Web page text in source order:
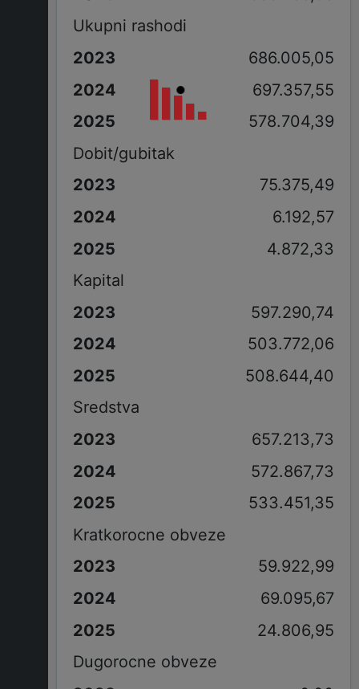
Ukupni rashodi
686.005,05
697.357,55
578.704,39
Dobit/gubitak
75.375,49
6.192,57
4.872,33
Kapital
597.290,74
503.772,06
508.644,40
Sredstva
657.213,73
572.867,73
533.451,35
Kratkorocne obveze
59.922,99
69.095,67
24.806,95
Dugorocne obveze